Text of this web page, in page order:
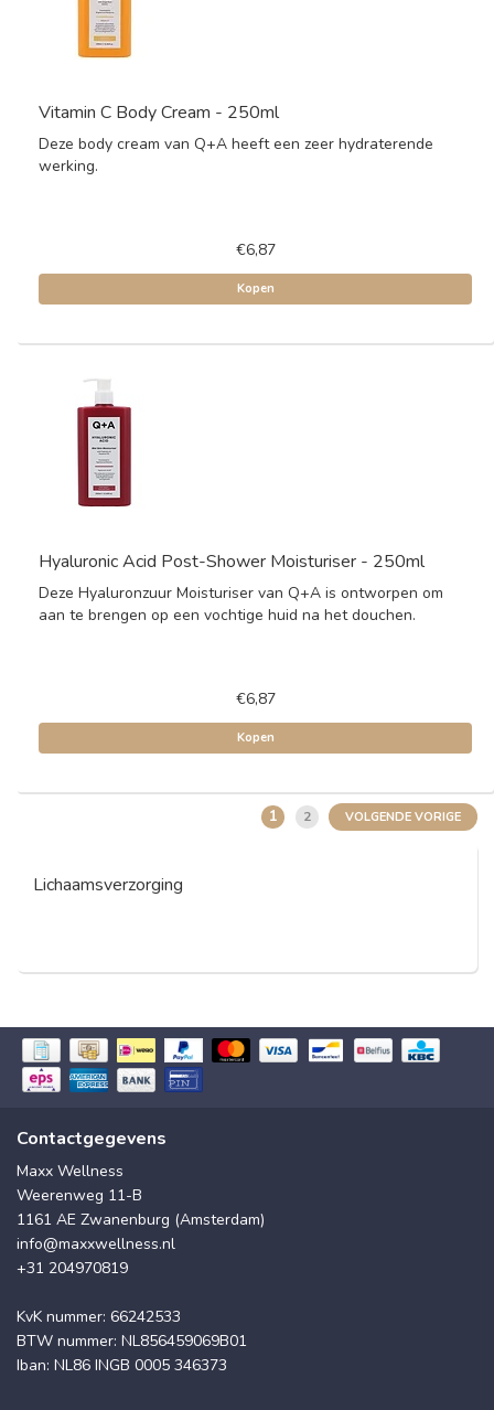
Vitamin C Body Cream - 250ml
Deze body cream van Q+A heeft een zeer hydraterende
werking.
€6,87
Kopen
Hyaluronic Acid Post-Shower Moisturiser - 250ml
Deze Hyaluronzuur Moisturiser van Q+A is ontworpen om
aan te brengen op een vochtige huid na het douchen.
€6,87
Kopen
1 2 VOLGENDE VORIGE
Lichaamsverzorging
Contactgegevens
Maxx Wellness
Weerenweg 11-B
1161 AE Zwanenburg (Amsterdam)
info@maxxwellness.nl
+31 204970819
KvK nummer: 66242533
BTW nummer: NL856459069B01
Iban: NL86 INGB 0005 346373